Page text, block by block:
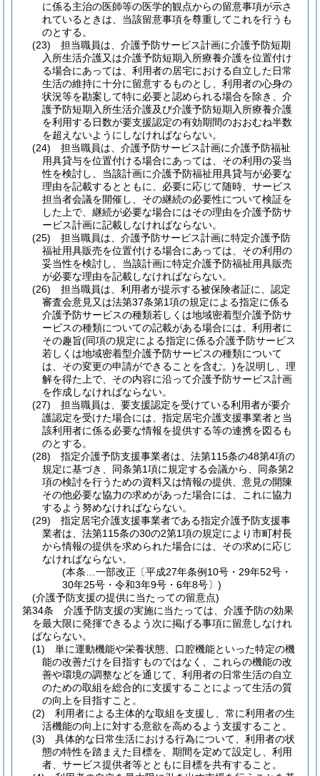
に係る主治の医師等の医学的観点からの留意事項が示さ
れているときは、当該留意事項を尊重してこれを行うも
のとする。
(23)
担当職員は、介護予防サービス計画に介護予防短期
入所生活介護又は介護予防短期入所療養介護を位置付け
る場合にあっては、利用者の居宅における自立した日常
生活の維持に十分に留意するものとし、利用者の心身の
状況等を勘案して特に必要と認められる場合を除き、介
護予防短期入所生活介護及び介護予防短期入所療養介護
を利用する日数が要支援認定の有効期間のおおむね半数
を超えないようにしなければならない。
(24)
担当職員は、介護予防サービス計画に介護予防福祉
用具貸与を位置付ける場合にあっては、その利用の妥当
性を検討し、当該計画に介護予防福祉用具貸与が必要な
理由を記載するとともに、必要に応じて随時、サービス
担当者会議を開催し、その継続の必要性について検証を
した上で、継続が必要な場合にはその理由を介護予防サ
ービス計画に記載しなければならない。
(25)
担当職員は、介護予防サービス計画に特定介護予防
福祉用具販売を位置付ける場合にあっては、その利用の
妥当性を検討し、当該計画に特定介護予防福祉用具販売
が必要な理由を記載しなければならない。
(26)
担当職員は、利用者が提示する被保険者証に、認定
審査会意見又は法第37条第1項の規定による指定に係る
介護予防サービスの種類若しくは地域密着型介護予防サ
ービスの種類についての記載がある場合には、利用者に
その趣旨(同項の規定による指定に係る介護予防サービス
若しくは地域密着型介護予防サービスの種類について
は、その変更の申請ができることを含む。)を説明し、理
解を得た上で、その内容に沿って介護予防サービス計画
を作成しなければならない。
(27)
担当職員は、要支援認定を受けている利用者が要介
護認定を受けた場合には、指定居宅介護支援事業者と当
該利用者に係る必要な情報を提供する等の連携を図るも
のとする。
(28)
指定介護予防支援事業者は、法第115条の48第4項の
規定に基づき、同条第1項に規定する会議から、同条第2
項の検討を行うための資料又は情報の提供、意見の開陳
その他必要な協力の求めがあった場合には、これに協力
するよう努めなければならない。
(29)
指定居宅介護支援事業者である指定介護予防支援事
業者は、法第115条の30の2第1項の規定により市町村長
から情報の提供を求められた場合には、その求めに応じ
なければならない。
(本条…一部改正〔平成27年条例10号・29年52号・
30年25号・令和3年9号・6年8号〕)
(介護予防支援の提供に当たっての留意点)
第34条
介護予防支援の実施に当たっては、介護予防の効果
を最大限に発揮できるよう次に掲げる事項に留意しなけれ
ばならない。
(1)
単に運動機能や栄養状態、口腔機能といった特定の機
能の改善だけを目指すものではなく、これらの機能の改
善や環境の調整などを通じて、利用者の日常生活の自立
のための取組を総合的に支援することによって生活の質
の向上を目指すこと。
(2)
利用者による主体的な取組を支援し、常に利用者の生
活機能の向上に対する意欲を高めるよう支援すること。
(3)
具体的な日常生活における行為について、利用者の状
態の特性を踏まえた目標を、期間を定めて設定し、利用
者、サービス提供者等とともに目標を共有すること。